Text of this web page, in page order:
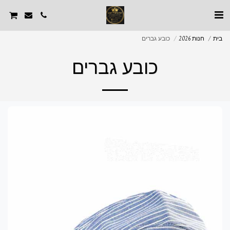
בית חנות 2026 כובע גברים
כובע גברים